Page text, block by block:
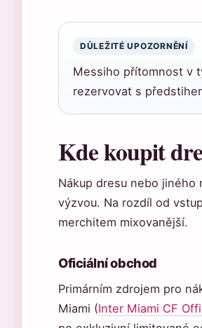
DŮLEŽITÉ UPOZORNĚNÍ
Messiho přítomnost v
rezervovat s
Kde koupit
Nákup dresu nebo jiného
výzvou. Na rozdíl od
merchitem mixovanější.
Oficiální obchod
Primárním zdrojem pro
Miami (Inter Miami CF